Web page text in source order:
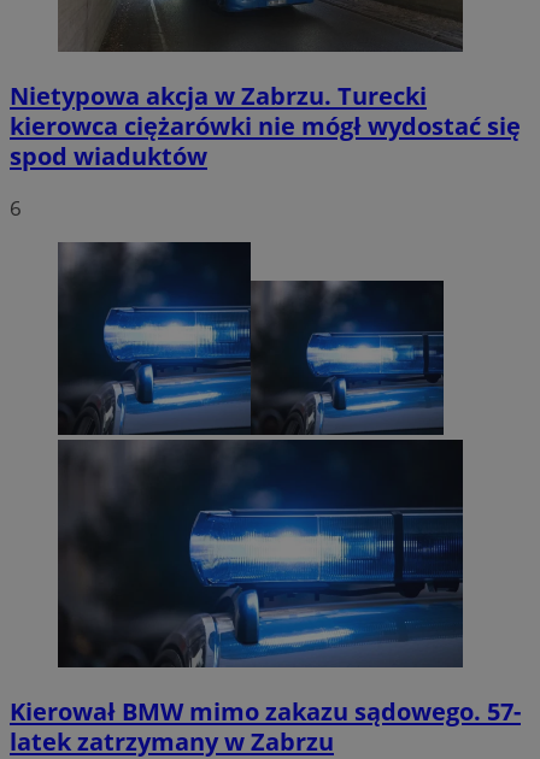
Nietypowa akcja w Zabrzu. Turecki
kierowca ciężarówki nie mógł wydostać się
spod wiaduktów
6
Kierował BMW mimo zakazu sądowego. 57-
latek zatrzymany w Zabrzu